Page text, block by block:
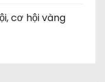
cơ hội vàng